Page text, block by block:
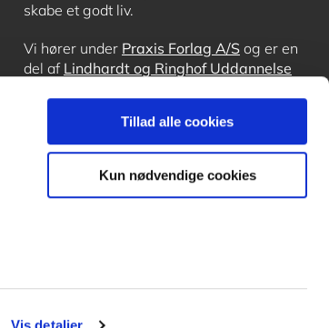
Vis detaljer
Tillad alle cookies
Kun nødvendige cookies
skabe et godt liv.
Vi hører under Praxis Forlag A/S og er en
del af Lindhardt og Ringhof Uddannelse
OrdblindetræningogForstå.dk.